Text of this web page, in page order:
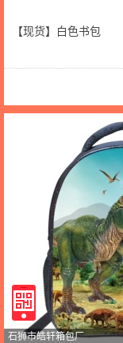
【现货】白色书包
石狮市皓轩箱包厂